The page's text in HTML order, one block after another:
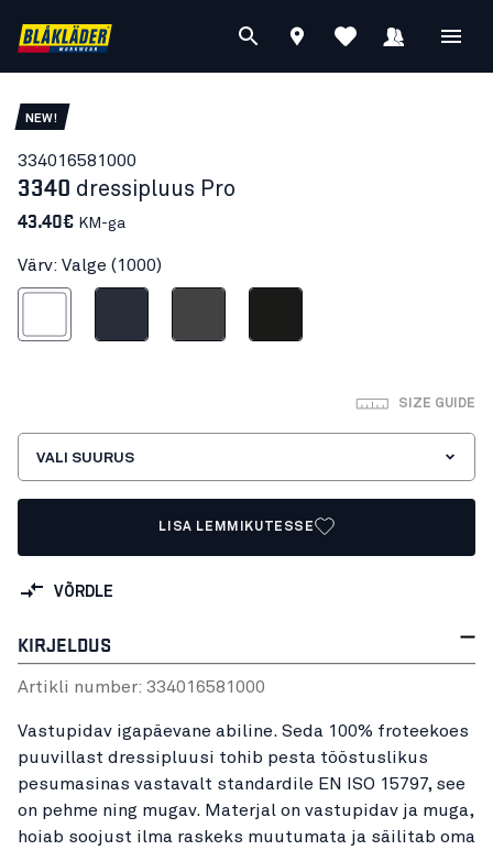
NEW!
334016581000
3340 dressipluus Pro
43.40€ KM-ga
Värv: Valge (1000)
SIZE GUIDE
VALI SUURUS
LISA LEMMIKUTESSE
VÕRDLE
KIRJELDUS
Artikli number: 334016581000
Vastupidav igapäevane abiline. Seda 100% froteekoes
puuvillast dressipluusi tohib pesta tööstuslikus
pesumasinas vastavalt standardile EN ISO 15797, see
on pehme ning mugav. Materjal on vastupidav ja muga,
hoiab soojust ilma raskeks muutumata ja säilitab oma